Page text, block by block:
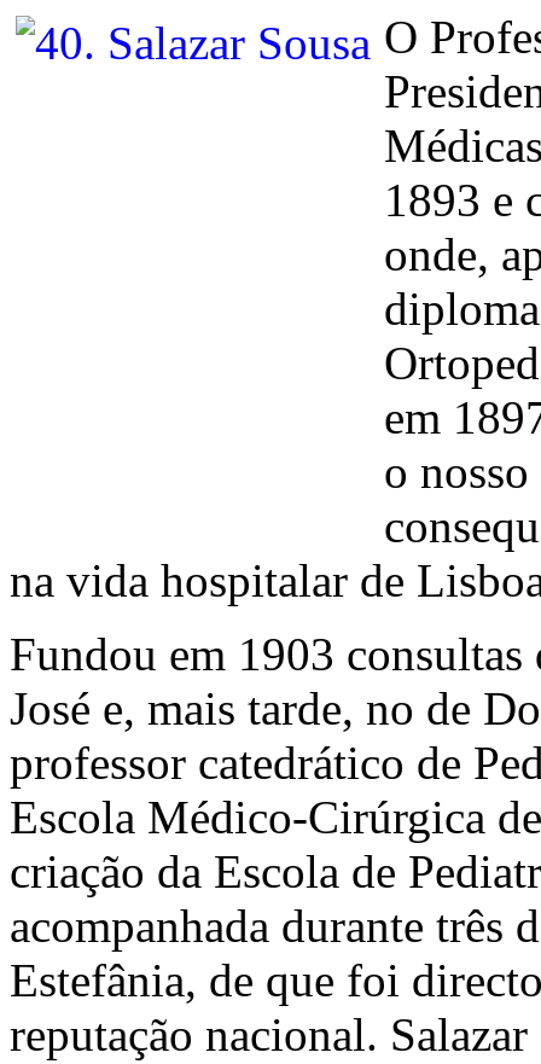
O
1893 e
onde,
em
o
na vida hospitalar de
Fundou em 1903
José e, mais tarde, no de
professor catedrático de
Escola Médico-Cirúrgica
criação da Escola de
acompanhada durante três
Estefânia, de que foi
reputação nacional.